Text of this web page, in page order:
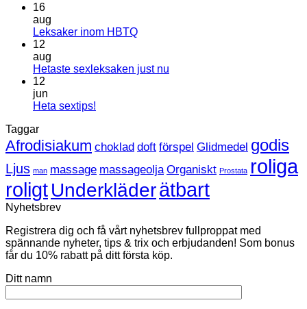
16
aug
Leksaker inom HBTQInga
Leksaker
12
aug
Hetaste sexleksaken just nu
12
jun
Heta sextips!
Heta
sextips!
Taggar
Afrodisiakum choklad doft förspel Glidmedel godis
Ljus man massage massageolja Organiskt Prostata roliga
roligtUnderkläderätbart
Nyhetsbrev
Registrera dig och få vårt nyhetsbrev fullproppat med
spännande nyheter, tips & trix och erbjudanden! Som bonus
får du 10% rabatt på ditt första köp.
Ditt namn